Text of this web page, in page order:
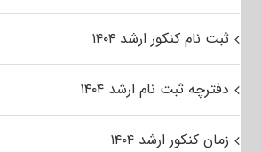
ثبت نام کنکور ارشد ۱۴۰۴
دفترچه ثبت نام ارشد ۱۴۰۴
زمان کنکور ارشد ۱۴۰۴